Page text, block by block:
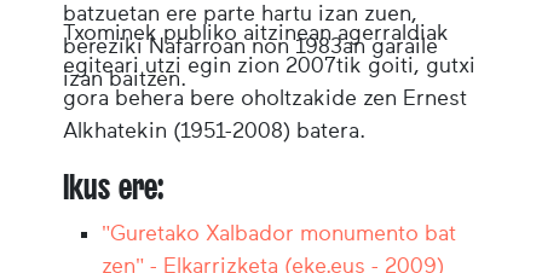
batzuetan ere parte hartu izan zuen,
bereziki Nafarroan non 1983an garaile
izan baitzen.
Txominek publiko aitzinean agerraldiak
egiteari utzi egin zion 2007tik goiti, gutxi
gora behera bere oholtzakide zen Ernest
Alkhatekin (1951-2008) batera.
Ikus ere:
"Guretako Xalbador monumento bat
zen" - Elkarrizketa (eke.eus - 2009)